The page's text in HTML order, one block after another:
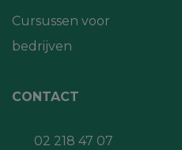
Cursussen voor
bedrijven
CONTACT
02 218 47 07